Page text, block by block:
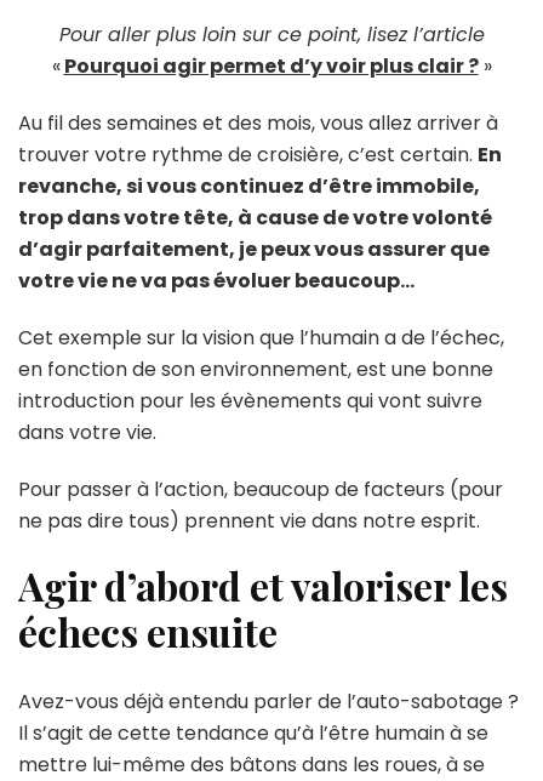
Pour aller plus loin sur ce point, lisez l’article
«Pourquoi agir permet d’y voir plus clair ?»
Au fil des semaines et des mois, vous allez arriver à
trouver votre rythme de croisière, c’est certain. En
revanche, si vous continuez d’être immobile,
trop dans votre tête, à cause de votre volonté
d’agir parfaitement, je peux vous assurer que
votre vie ne va pas évoluer beaucoup…
Cet exemple sur la vision que l’humain a de l’échec,
en fonction de son environnement, est une bonne
introduction pour les évènements qui vont suivre
dans votre vie.
Pour passer à l’action, beaucoup de facteurs (pour
ne pas dire tous) prennent vie dans notre esprit.
Agir d’abord et valoriser les
échecs ensuite
Avez-vous déjà entendu parler de l’auto-sabotage ?
Il s’agit de cette tendance qu’à l’être humain à se
mettre lui-même des bâtons dans les roues, à se